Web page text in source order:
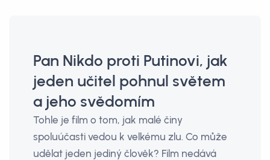
Pan Nikdo proti Putinovi, jak
jeden učitel pohnul světem
a jeho svědomím
Tohle je film o tom, jak malé činy
spoluúčasti vedou k velkému zlu. Co může
udělat jeden jediný člověk? Film nedává